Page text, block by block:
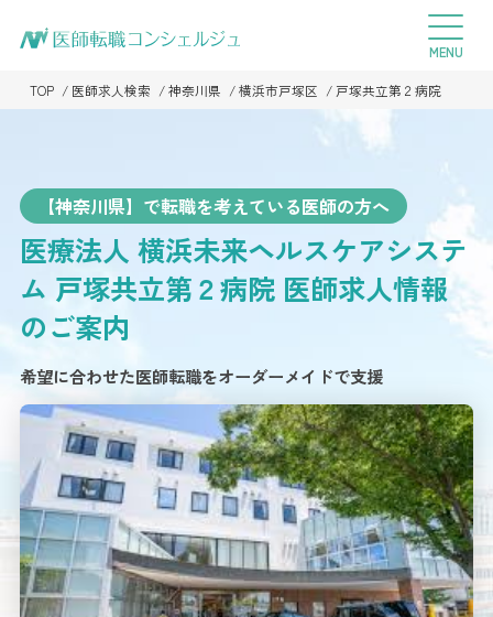
TOP 医師求人検索 神奈川県 横浜市戸塚区 戸塚共立第２病院
【神奈川県】で転職を考えている医師の方へ
医療法人 横浜未来ヘルスケアシステ
ム 戸塚共立第２病院 医師求人情報
のご案内
希望に合わせた医師転職をオーダーメイドで支援